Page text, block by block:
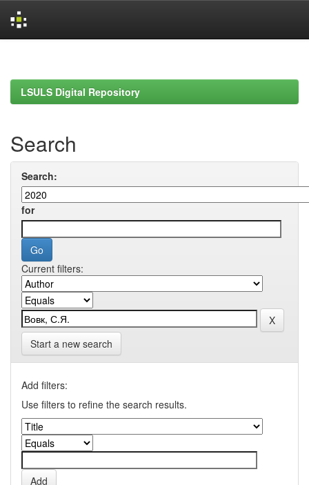
LSULS Digital Repository
Search
Search:
for
Current filters:
Start a new search
Add filters:
Use filters to refine the search results.